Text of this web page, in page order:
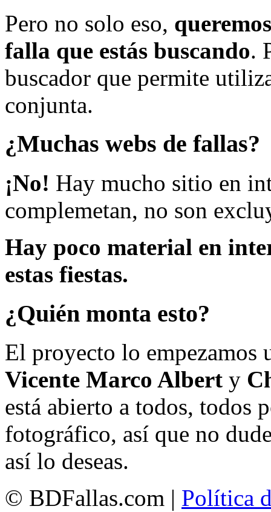
Pero no solo eso,
falla que estás buscando.
buscador que permite
conjunta.
¿Muchas webs de fallas?
¡No! Hay mucho sitio en
complemetan, no son
Hay poco material en
estas fiestas.
¿Quién monta esto?
El proyecto lo empezamos
Vicente Marco Albert y
está abierto a todos, todos
fotográfico, así que no
así lo deseas.
© BDFallas.com | Política